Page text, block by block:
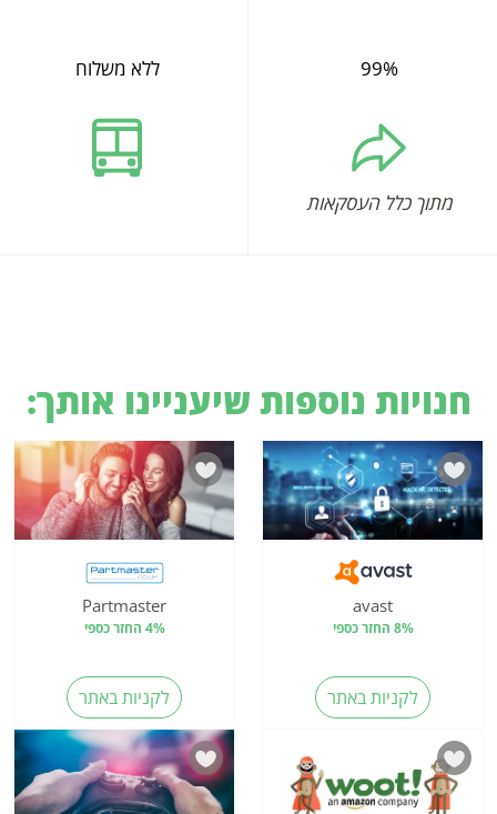
99%
מתוך כלל העסקאות
ללא משלוח
חנויות נוספות שיעניינו אותך:
avast
8% החזר כספי
לקניות באתר
Partmaster
4% החזר כספי
לקניות באתר